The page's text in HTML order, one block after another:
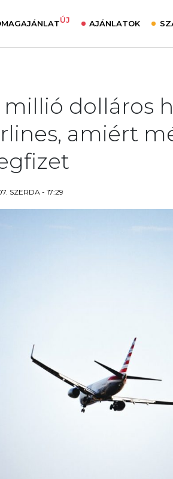
ÚJ AJÁNLATOK
dolláros
amiért
SZERDA - 17:29